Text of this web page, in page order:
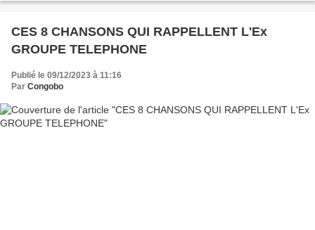
CES 8 CHANSONS QUI RAPPELLENT L'Ex
GROUPE TELEPHONE
Publié le 09/12/2023 à 11:16
Par Congobo